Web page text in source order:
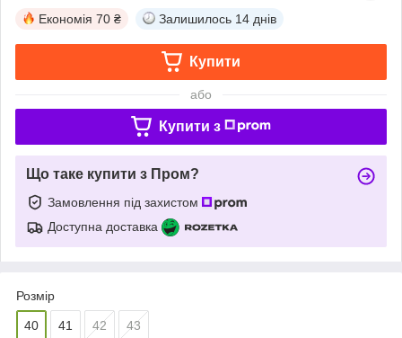
Економія 70 ₴ Залишилось 14 днів
Купити
або
Купити з
Що таке купити з Пром?
Замовлення під захистом
Доступна доставка
Розмір
40 41 42 43